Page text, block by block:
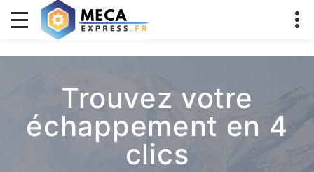
Trouvez votre
échappement en 4
clics